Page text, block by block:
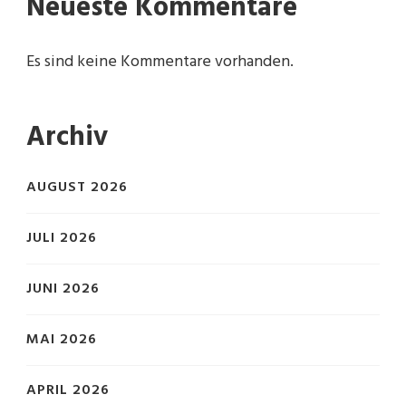
Es sind keine Kommentare vorhanden.
Archiv
AUGUST 2026
JULI 2026
JUNI 2026
MAI 2026
APRIL 2026